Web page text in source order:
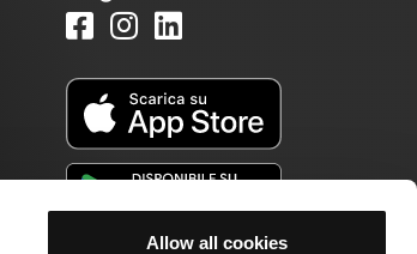
Allow all cookies